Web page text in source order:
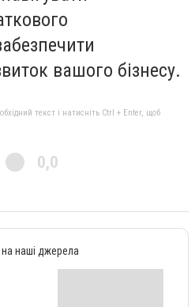
вашого бізнесу.
текст і натисніть Ctrl + Enter, щоб
0,0
на наші джерела